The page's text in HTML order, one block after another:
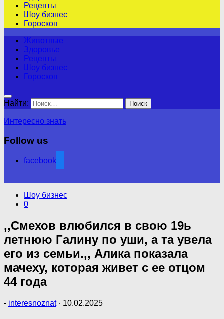
Рецепты
Шоу бизнес
Гороскоп
Животные
Здоровье
Рецепты
Шоу бизнес
Гороскоп
Найти:
Интересно знать
Follow us
facebook
Шоу бизнес
0
,,Смехов влюбился в свою 19ь
летнюю Галину по уши, а та увела
его из семьи.,, Алика показала
мачеху, которая живет с ее отцом
44 года
- interesnoznat · 10.02.2025